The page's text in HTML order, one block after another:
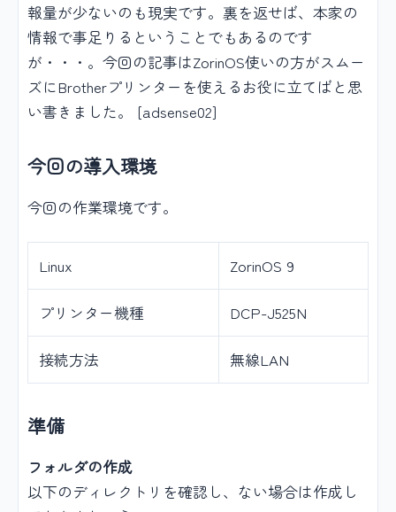
報量が少ないのも現実です。裏を返せば、本家の
情報で事足りるということでもあるのです
が・・・。今回の記事はZorinOS使いの方がスムー
ズにBrotherプリンターを使えるお役に立てばと思
い書きました。 [adsense02]
今回の導入環境
今回の作業環境です。
Linux ZorinOS 9
プリンター機種 DCP-J525N
接続方法 無線LAN
準備
フォルダの作成
以下のディレクトリを確認し、ない場合は作成し